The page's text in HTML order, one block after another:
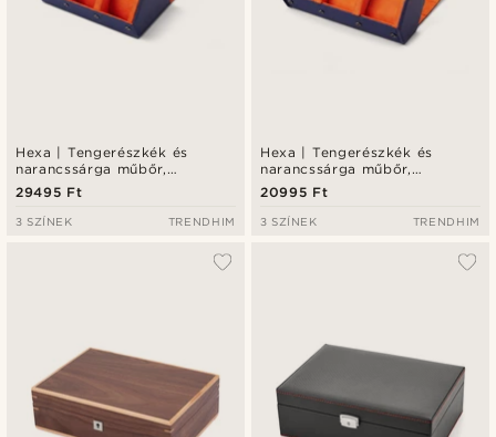
Hexa | Tengerészkék és
narancssárga műbőr,
hatszögletű óradoboz - 6
karórához
29495 Ft
3 SZÍNEK TRENDHIM
Hexa | Tengerészkék és
narancssárga műbőr,
hatszögletű óratartó tok - 3
karórához
20995 Ft
3 SZÍNEK TRENDHIM